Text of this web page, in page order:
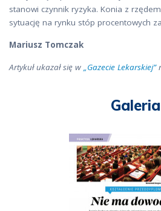
stanowi czynnik ryzyka. Konia z
sytuację na rynku stóp procentowych
Mariusz Tomczak
Artykuł ukazał się w „Gazecie Lekarskiej”
Galeria